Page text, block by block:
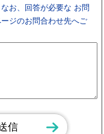
お、回答が必要な お問
ジのお問合わせ先へご